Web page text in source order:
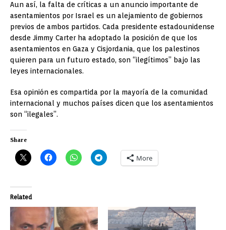
Aun así, la falta de críticas a un anuncio importante de
asentamientos por Israel es un alejamiento de gobiernos
previos de ambos partidos. Cada presidente estadounidense
desde Jimmy Carter ha adoptado la posición de que los
asentamientos en Gaza y Cisjordania, que los palestinos
quieren para un futuro estado, son “ilegítimos” bajo las
leyes internacionales.
Esa opinión es compartida por la mayoría de la comunidad
internacional y muchos países dicen que los asentamientos
son “ilegales”.
Share
More
Related